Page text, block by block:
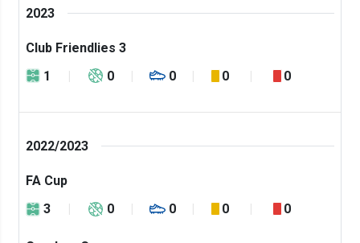
2023
Club Friendlies 3
1
0 0 0 0
2022/2023
FA Cup
3
0 0 0 0